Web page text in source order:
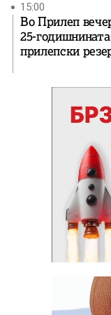
15:00
Во Прилеп
25-
прилепски